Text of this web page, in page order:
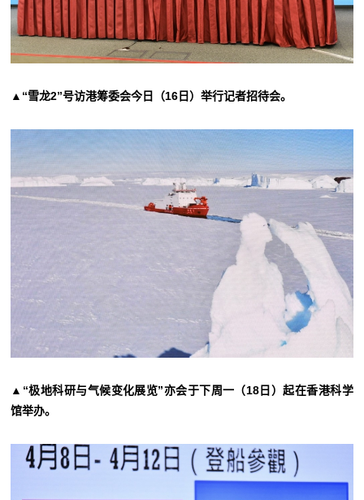
▲“雪龙2”号访港筹委会今日（16日）举行记者招待会。
▲“极地科研与气候变化展览”亦会于下周一（18日）起在香港科学
馆举办。